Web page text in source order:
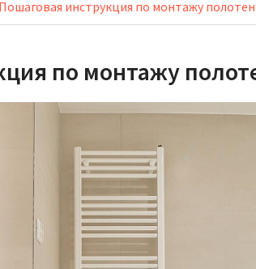
Пошаговая инструкция по монтажу
по монтажу